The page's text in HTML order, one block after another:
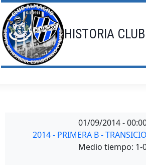
Saltar
al
contenido
HISTORIA
01/09/2014 -
2014 - PRIMERA B -
Medio tiempo: 1-